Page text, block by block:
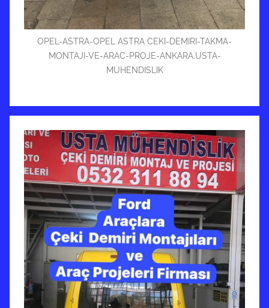
OPEL-ASTRA-OPEL ASTRA CEKI-DEMIRI-TAKMA-
MONTAJI-VE-ARAC-PROJE-ANKARA.USTA-
MUHENDISLIK